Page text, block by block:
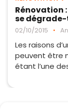
Rénovation
se
02/10/2015 •
Les raisons
peuvent être
étant l’une